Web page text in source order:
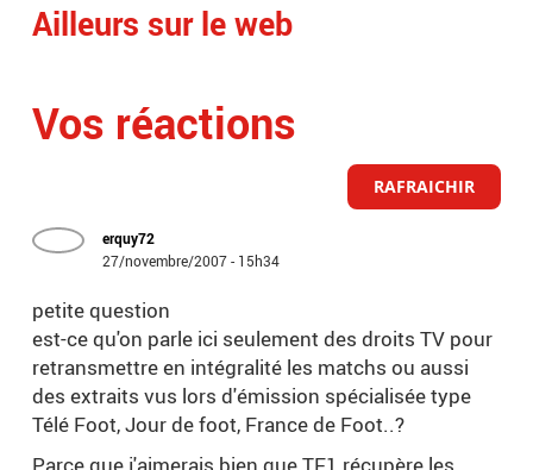
Ailleurs sur le web
Vos réactions
RAFRAICHIR
erquy72
27/novembre/2007 - 15h34
petite question
est-ce qu'on parle ici seulement des droits TV pour
retransmettre en intégralité les matchs ou aussi
des extraits vus lors d'émission spécialisée type
Télé Foot, Jour de foot, France de Foot..?